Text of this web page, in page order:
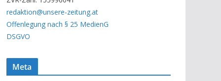
h
i
v
redaktion@unsere-zeitung.at
Offenlegung nach § 25 MedienG
DSGVO
Meta